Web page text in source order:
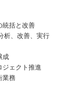
統括と改善
析、改善、実行
成
ジェクト推進
業務